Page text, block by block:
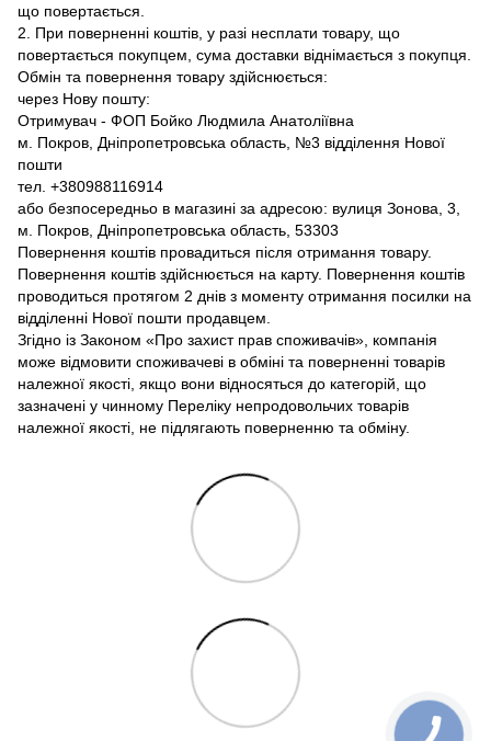
що повертається.
2. При поверненні коштів, у разі несплати товару, що
повертається покупцем, сума доставки віднімається з покупця.
Обмін та повернення товару здійснюється:
через Нову пошту:
Отримувач - ФОП Бойко Людмила Анатоліївна
м. Покров, Дніпропетровська область, №3 відділення Нової
пошти
тел. +380988116914
або безпосередньо в магазині за адресою: вулиця Зонова, 3,
м. Покров, Дніпропетровська область, 53303
Повернення коштів провадиться після отримання товару.
Повернення коштів здійснюється на карту. Повернення коштів
проводиться протягом 2 днів з моменту отримання посилки на
відділенні Нової пошти продавцем.
Згідно із Законом «Про захист прав споживачів», компанія
може відмовити споживачеві в обміні та поверненні товарів
належної якості, якщо вони відносяться до категорій, що
зазначені у чинному Переліку непродовольчих товарів
належної якості, не підлягають поверненню та обміну.